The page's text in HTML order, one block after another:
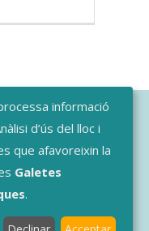
informació
d’ús del lloc i
que afavoreixin la
Galetes
.